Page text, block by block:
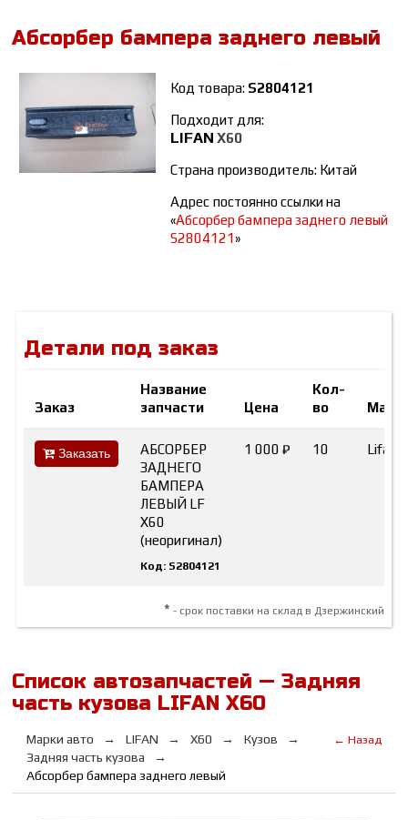
Абсорбер бампера заднего левый
Код товара: S2804121
Подходит для:
LIFAN Х60
Страна производитель: Китай
Адрес постоянно ссылки на
«Абсорбер бампера заднего левый
S2804121»
Детали под заказ
Заказ
Название
запчасти
Цена
Кол-
во
Заказать
АБСОРБЕР
ЗАДНЕГО
БАМПЕРА
ЛЕВЫЙ LF
X60
(неоригинал)
Код: S2804121
1 000 ₽ 10 Lifan
* - срок поставки на склад в Дзержинский
Список автозапчастей — Задняя
часть кузова LIFAN Х60
Марки авто LIFAN Х60
Кузов
Задняя часть кузова
Абсорбер бампера заднего левый
← Назад